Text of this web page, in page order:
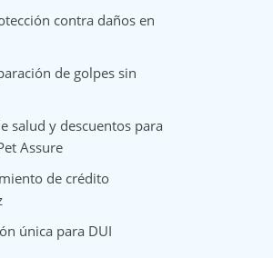
contra daños en
de golpes sin
salud y descuentos para
Assure
de crédito
única para DUI